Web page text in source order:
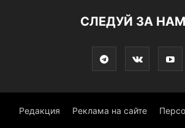
СЛЕДУЙ ЗА
Редакция Реклама на сайте